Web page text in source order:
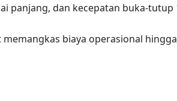
panjang, dan kecepatan buka-tutup
biaya operasional hingga